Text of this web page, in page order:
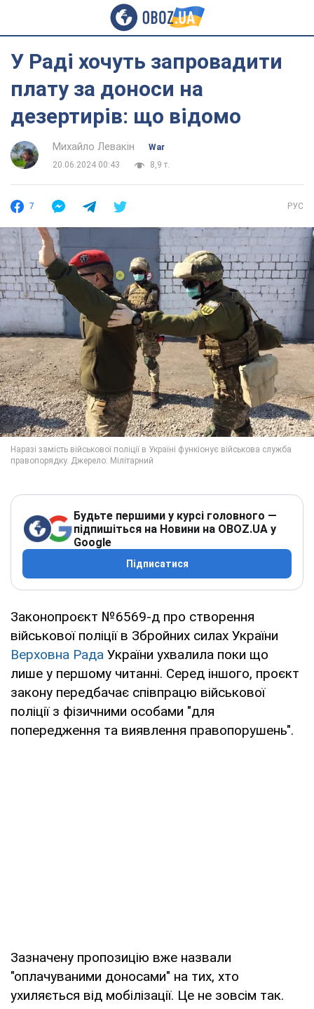
У Раді хочуть запровадити
плату за доноси на
дезертирів: що відомо
Михайло Левакін
War
20.06.2024 00:43
8,9 т.
7 РУС
Будьте першими у курсі головного —
підпишіться на Новини на OBOZ.UA у
Google
Підписатися
Законопроєкт №6569-д про створення
військової поліції в Збройних силах України
Верховна Рада України ухвалила поки що
лише у першому читанні. Серед іншого, проєкт
закону передбачає співпрацю військової
поліції з фізичними особами "для
попередження та виявлення правопорушень".
Зазначену пропозицію вже назвали
"оплачуваними доносами" на тих, хто
ухиляється від мобілізації. Це не зовсім так.